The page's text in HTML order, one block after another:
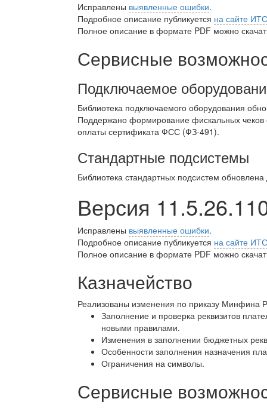
Исправлены выявленные ошибки.
Подробное описание публикуется на сайте ИТС
Полное описание в формате PDF можно
Сервисные
Подключаемое
Библиотека подключаемого оборудования
Поддержано формирование фискальных чеков
оплаты сертификата ФСС (ФЗ-491).
Стандартные подсистемы
Библиотека стандартных подсистем
Версия
Исправлены выявленные ошибки.
Подробное описание публикуется на сайте ИТС
Полное описание в формате PDF можно
Казначейство
Реализованы изменения по приказу Минфина
Заполнение и проверка реквизитов
новыми правилами.
Изменения в заполнении бюджетных
Особенности заполнения назначения
Ограничения на символы.
Сервисные